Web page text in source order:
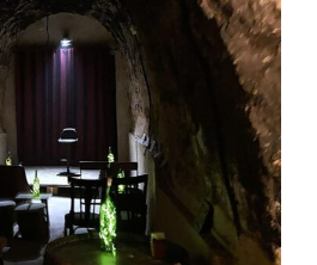
2026 en Moradillo de